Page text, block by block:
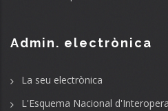
Admin. electrònica
La seu electrònica
L'Esquema Nacional